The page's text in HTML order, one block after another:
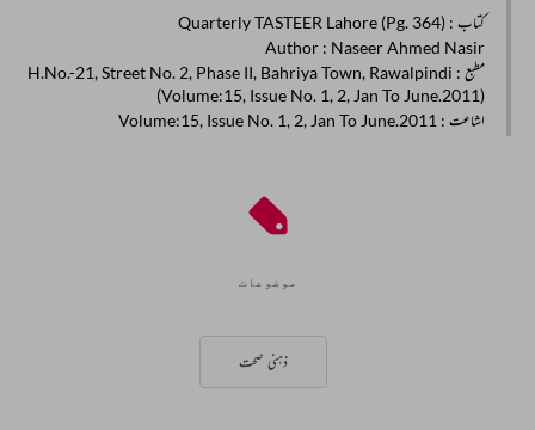
کتاب : Quarterly TASTEER Lahore (Pg. 364)
Author : Naseer Ahmed Nasir
مطبع
: H.No.-21, Street No. 2, Phase II, Bahriya Town, Rawalpindi
(Volume:15, Issue No. 1, 2, Jan To June.2011)
اشاعت : Volume:15, Issue No. 1, 2, Jan To June.2011
موضوعات
ذہنی صحت